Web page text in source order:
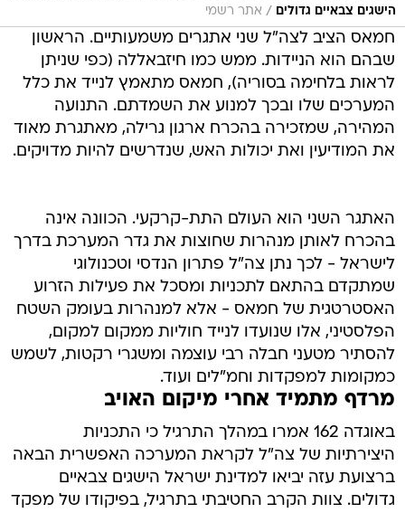
הישגים צבאיים גדולים / אתר רשמי
חמאס הציב לצה"ל שני אתגרים משמעותיים. הראשון
שבהם הוא הניידות. ממש כמו חיזבאללה (כפי שניתן
לראות בלחימה בסוריה), חמאס מתאמץ לנייד את כלל
המערכים שלו ובכך למנוע את השמדתם. התנועה
המהירה, שמזכירה בהכרח ארגון גרילה, מאתגרת מאוד
את המודיעין ואת יכולות האש, שנדרשים להיות מדויקים.
האתגר השני הוא העולם התת-קרקעי. הכוונה אינה
בהכרח לאותן מנהרות שחוצות את גדר המערכת בדרך
לישראל - לכך נתן צה"ל פתרון הנדסי וטכנולוגי
שמתקדם בהתאם לתכניות ומסכל את פעילות הזרוע
האסטרטגית של חמאס - אלא למנהרות בעומק השטח
הפלסטיני, אלו שנועדו לנייד חוליות ממקום למקום,
להסתיר מטעני חבלה רבי עוצמה ומשגרי רקטות, לשמש
כמקומות למפקדות וחמ"לים ועוד.
מרדף מתמיד אחרי מיקום האויב
באוגדה 162 אמרו במהלך התרגיל כי התכניות
היצירתיות של צה"ל לקראת המערכה האפשרית הבאה
ברצועת עזה יביאו למדינת ישראל הישגים צבאיים
גדולים. צוות הקרב החטיבתי בתרגיל, בפיקודו של מפקד